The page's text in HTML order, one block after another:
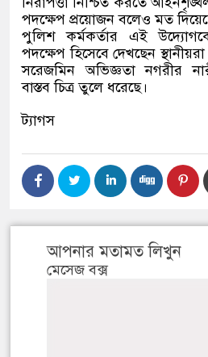
পদক্ষেপ প্রয়োজন বলেও মত
পুলিশ কর্মকর্তার এই
পদক্ষেপ হিসেবে দেখছেন
সরেজমিন অভিজ্ঞতা নগরীর
বাস্তব চিত্র তুলে ধরেছে।
ট্যাগস
আপনার মতামত লিখুন
মেসেজ বক্স